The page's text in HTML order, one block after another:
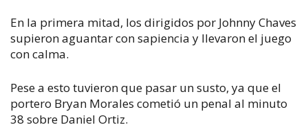
En la primera mitad, los dirigidos por Johnny Chaves
supieron aguantar con sapiencia y llevaron el juego
con calma.
Pese a esto tuvieron que pasar un susto, ya que el
portero Bryan Morales cometió un penal al minuto
38 sobre Daniel Ortiz.